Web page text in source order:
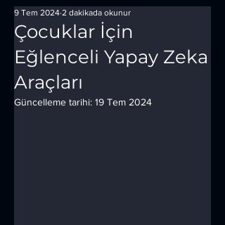
Çocuklar İçin
Eğlenceli Yapay Zeka
Araçları
9 Tem 2024 2 dakikada okunur
Güncelleme tarihi: 19 Tem 2024